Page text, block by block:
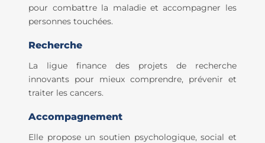
pour combattre la maladie et accompagner les
personnes touchées.
Recherche
La ligue finance des projets de recherche
innovants pour mieux comprendre, prévenir et
traiter les cancers.
Accompagnement
Elle propose un soutien psychologique, social et